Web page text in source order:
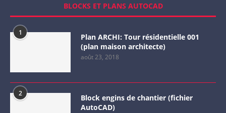
BLOCKS ET PLANS AUTOCAD
1
Plan ARCHI: Tour résidentielle 001
(plan maison architecte)
août 23, 2018
2
Block engins de chantier (fichier
AutoCAD)